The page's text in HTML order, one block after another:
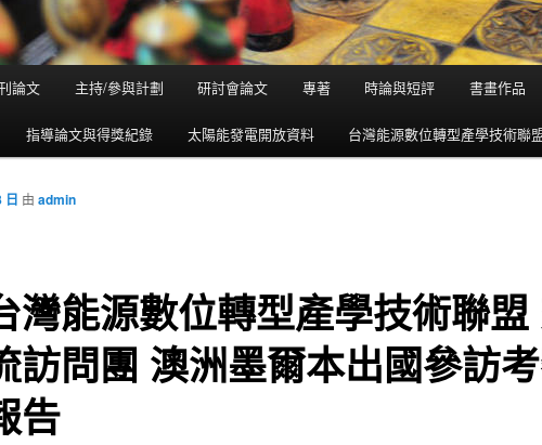
論文 主持/參與計劃 研討會論文 專著 時論與短評 書畫作品
指導論文與得獎紀錄 太陽能發電開放資料 台灣能源數位轉型產學技術聯
灣能源數位轉型產學技術聯盟
訪問團 澳洲墨爾本出國參訪
告
日 由 admin